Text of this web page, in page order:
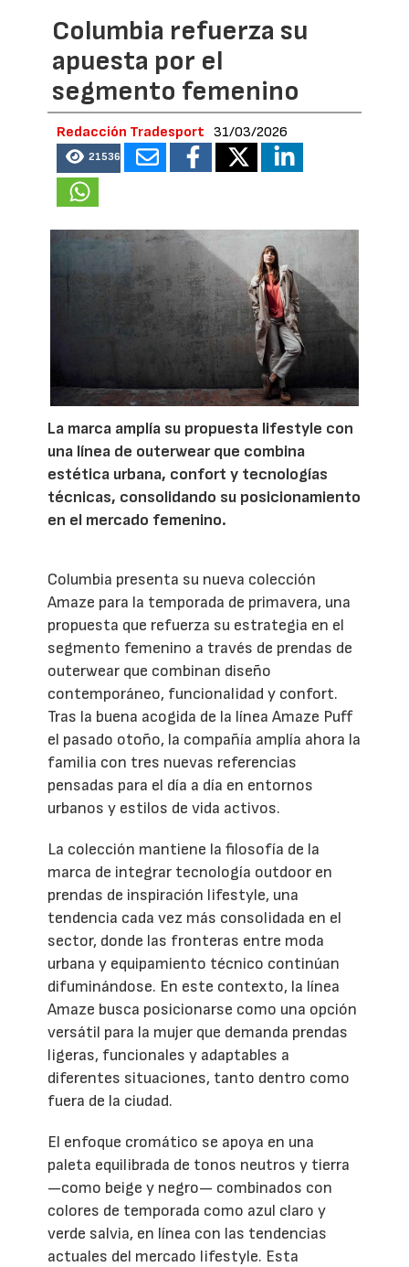
Columbia refuerza su
apuesta por el
segmento femenino
Redacción Tradesport 31/03/2026
21536
La marca amplía su propuesta lifestyle con
una línea de outerwear que combina
estética urbana, confort y tecnologías
técnicas, consolidando su posicionamiento
en el mercado femenino.
Columbia presenta su nueva colección
Amaze para la temporada de primavera, una
propuesta que refuerza su estrategia en el
segmento femenino a través de prendas de
outerwear que combinan diseño
contemporáneo, funcionalidad y confort.
Tras la buena acogida de la línea Amaze Puff
el pasado otoño, la compañía amplía ahora la
familia con tres nuevas referencias
pensadas para el día a día en entornos
urbanos y estilos de vida activos.
La colección mantiene la filosofía de la
marca de integrar tecnología outdoor en
prendas de inspiración lifestyle, una
tendencia cada vez más consolidada en el
sector, donde las fronteras entre moda
urbana y equipamiento técnico continúan
difuminándose. En este contexto, la línea
Amaze busca posicionarse como una opción
versátil para la mujer que demanda prendas
ligeras, funcionales y adaptables a
diferentes situaciones, tanto dentro como
fuera de la ciudad.
El enfoque cromático se apoya en una
paleta equilibrada de tonos neutros y tierra
—como beige y negro— combinados con
colores de temporada como azul claro y
verde salvia, en línea con las tendencias
actuales del mercado lifestyle. Esta